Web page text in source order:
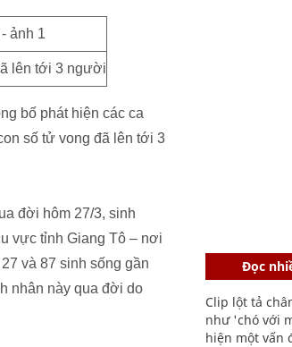
lên tới 3 người
bố phát hiện các ca
số tử vong đã lên tới 3
đời hôm 27/3, sinh
vực tỉnh Giang Tô – nơi
và 87 sinh sống gần
nhân này qua đời do
Đọc
Clip lột tả
như 'chó với
hiện một vấn